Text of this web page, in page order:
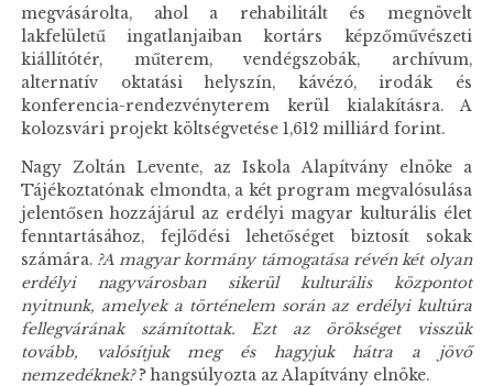
megvásárolta, ahol a rehabilitált és megnövelt
lakfelületű ingatlanjaiban kortárs képzőművészeti
kiállítótér, műterem, vendégszobák, archívum,
alternatív oktatási helyszín, kávézó, irodák és
konferencia-rendezvényterem kerül kialakításra. A
kolozsvári projekt költségvetése 1,612 milliárd forint.
Nagy Zoltán Levente, az Iskola Alapítvány elnöke a
Tájékoztatónak elmondta, a két program megvalósulása
jelentősen hozzájárul az erdélyi magyar kulturális élet
fenntartásához, fejlődési lehetőséget biztosít sokak
számára. ?A magyar kormány támogatása révén két olyan
erdélyi nagyvárosban sikerül kulturális központot
nyitnunk, amelyek a történelem során az erdélyi kultúra
fellegvárának számítottak. Ezt az örökséget visszük
tovább, valósítjuk meg és hagyjuk hátra a jövő
nemzedéknek?? hangsúlyozta az Alapítvány elnöke.